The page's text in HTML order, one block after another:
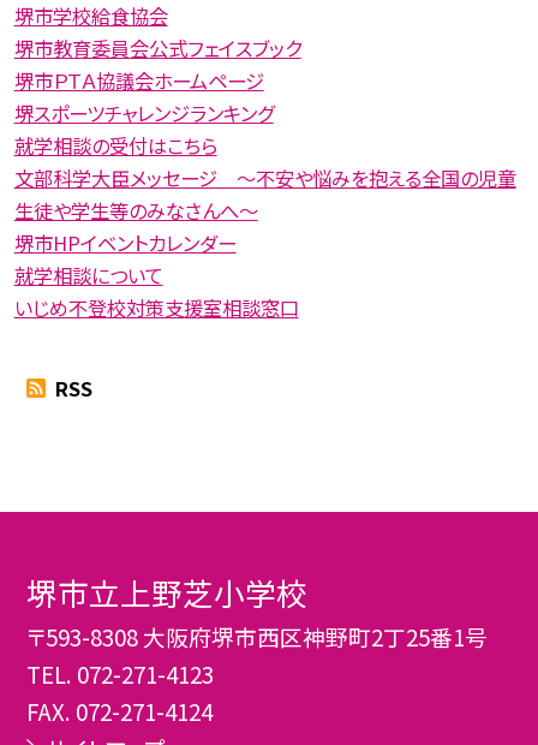
堺市学校給食協会
堺市教育委員会公式フェイスブック
堺市ＰＴＡ協議会ホームページ
堺スポーツチャレンジランキング
就学相談の受付はこちら
文部科学大臣メッセージ 〜不安や悩みを抱える全国の児童
生徒や学生等のみなさんへ〜
堺市HPイベントカレンダー
就学相談について
いじめ不登校対策支援室相談窓口
RSS
堺市立上野芝小学校
〒593-8308 大阪府堺市西区神野町2丁25番1号
TEL. 072-271-4123
FAX. 072-271-4124